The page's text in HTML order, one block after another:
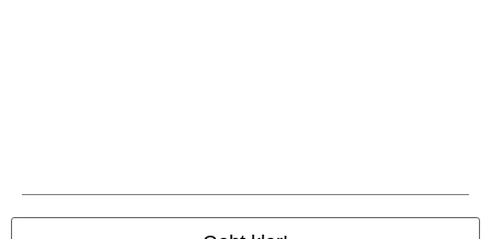
Alle Preise inkl. gesetzlicher Mehrwertsteuer, zzgl.Versandkosten